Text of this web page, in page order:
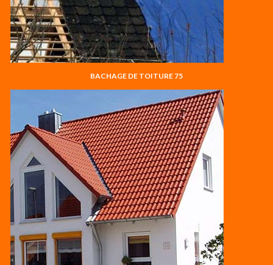
BACHAGE DE TOITURE 75